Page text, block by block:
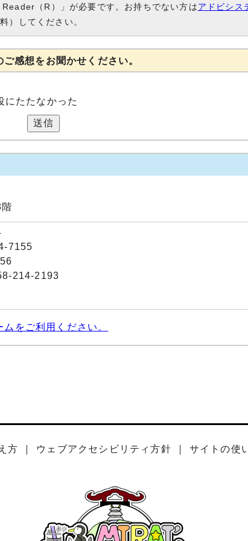
（R）」が必要です。お持ちでない方はアドビシス
）してください。
感想をお聞かせください。
にたたなかった
送信
7155
214-2193
をご利用ください。
方 ウェブアクセシビリティ方針 サイトの使